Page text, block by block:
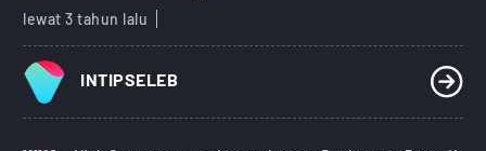
lewat 3 tahun lalu
INTIPSELEB